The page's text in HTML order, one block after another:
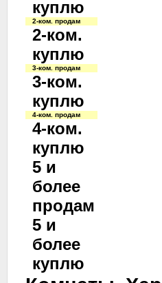
куплю
2-ком. продам
2-ком.
куплю
3-ком. продам
3-ком.
куплю
4-ком. продам
4-ком.
куплю
5 и
более
продам
5 и
более
куплю